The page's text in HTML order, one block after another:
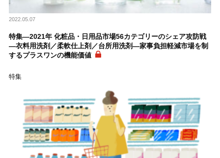
2022.05.07
特集―2021年 化粧品・日用品市場56カテゴリーのシェア攻防戦
―衣料用洗剤／柔軟仕上剤／台所用洗剤―家事負担軽減市場を制
するプラスワンの機能価値
特集